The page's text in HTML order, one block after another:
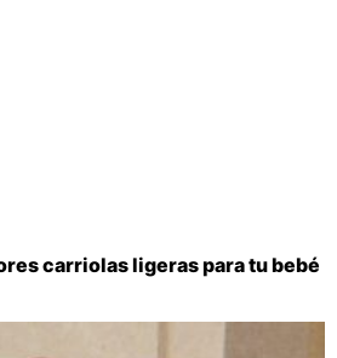
carriolas ligeras para tu bebé